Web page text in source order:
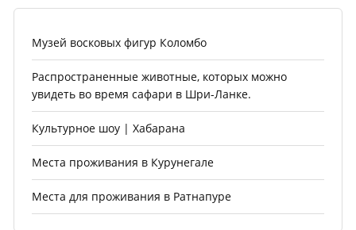
Музей восковых фигур Коломбо
Распространенные животные, которых можно
увидеть во время сафари в Шри-Ланке.
Культурное шоу | Хабарана
Места проживания в Курунегале
Места для проживания в Ратнапуре